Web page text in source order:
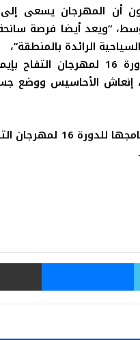
أن المهرجان يسعى
“ويعد أيضا فرصة
الرائدة بالمنطقة”،
كما تروم الدورة 16
إنعاش الأحاسيس ووضع
وقد ارتكزت “جمعية
.
تويتر ماسنجر